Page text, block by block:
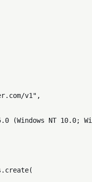
v1" ,
(Windows NT 10.0;